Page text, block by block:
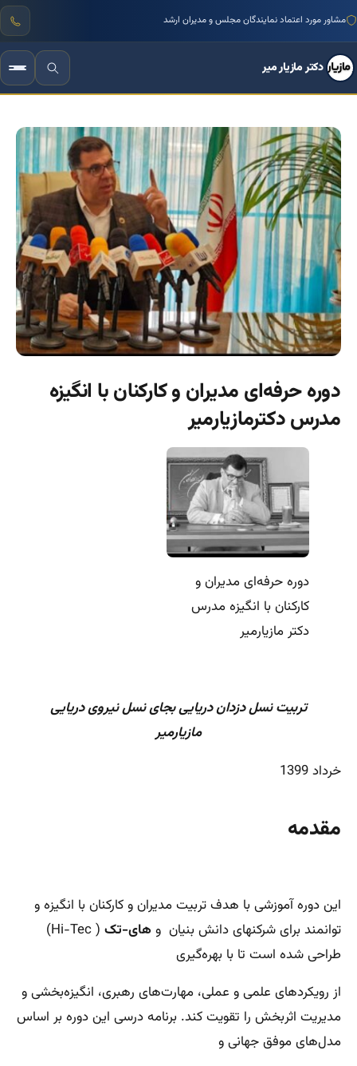
منتور بیش از ۱۰۰۰ کسب‌وکار ایرانی
دکتر مازیار میر
دوره حرفه‌ای مدیران و کارکنان با انگیزه
مدرس دکترمازیارمیر
دوره حرفه‌ای مدیران و
کارکنان با انگیزه مدرس
دکتر مازیارمیر
تربیت نسل دزدان دریایی بجای نسل نیروی دریایی
مازیارمیر
خرداد 1399
مقدمه
این دوره آموزشی با هدف تربیت مدیران و کارکنان با انگیزه و
توانمند برای شرکنهای دانش بنیان و های-تک (
Hi-Tec
)
طراحی شده است تا با بهره‌گیری
از رویکردهای علمی و عملی، مهارت‌های رهبری، انگیزه‌بخشی و
مدیریت اثربخش را تقویت کند. برنامه درسی این دوره بر اساس
مدل‌های موفق جهانی و